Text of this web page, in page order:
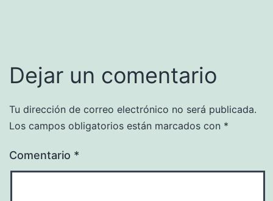
Dejar un comentario
Tu dirección de correo electrónico no será publicada.
Los campos obligatorios están marcados con *
Comentario *